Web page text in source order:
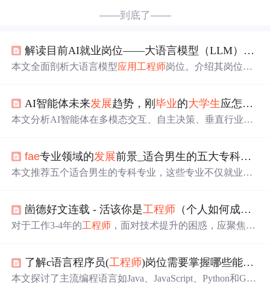
——到底了——
解读目前AI就业岗位——大语言模型（LLM）
应用
本文全面剖析大语言模型应用 工程师岗位。介绍其岗位职
面试问题、入门方法及薪资决定因素，指出该岗位前景
好，需扎实学习实践。
AI智能体未来发展趋势，刚毕业的大学生应怎样选择AI就业？
本文分析AI智能体在多模态交互、自主决策、垂直行业渗
融/RPA）、产品管理及AI伦理等就业路径建议，强调数学
基础、编程能力、领域知识融合与持续学习能力，推荐关
fae专业领域的发展前景_适合男生的五大专科专业，
本文推荐五个适合男生的专科专业，这些专业不仅就业前
专业。
崮德好文连载 - 活该你是工程师 （个人如何成长?）
对于工作3-4年的工程师 ，面对技术提升的困惑，应聚焦于
的结合，如技术+管理、技术+市场等，形成复合技能。保
持技术专长的同时，拓展其他技能至60分，可在特定领域
了解c语言程序员(工程师)岗位需要掌握哪些能力?_程序员小白如何选择开发语言...
本文探讨了主流编程语言如Java、JavaScript、Python和Go